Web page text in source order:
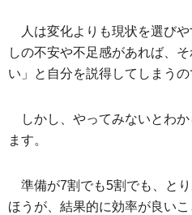
人は変化よりも現状を選び
しの不安や不足感があれば、
い」と自分を説得してしまうの
しかし、やってみないとわ
ます。
準備が7割でも5割でも、と
ほうが、結果的に効率が良いこ